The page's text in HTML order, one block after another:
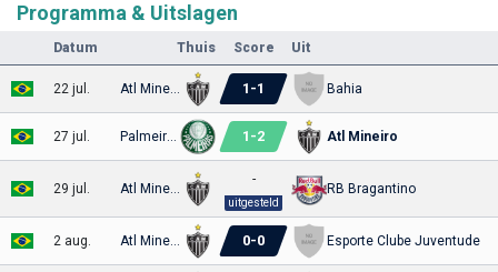
Programma & Uitslagen
Datum Thuis Score Uit
22 jul. Atl Mineiro 1 -1 Bahia
27 jul. Palmeiras 1 -2 Atl Mineiro
29 jul. Atl Mineiro
-
uitgesteld
RB Bragantino
2 aug. Atl Mineiro 0-0 Esporte Clube Juventude